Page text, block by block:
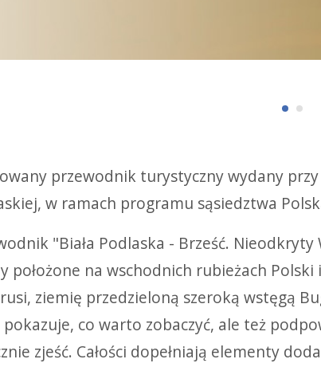
przewodnik turystyczny wydany przy
w ramach programu sąsiedztwa
"Biała Podlaska - Brześć.
położone na wschodnich rubieżach
ziemię przedzieloną szeroką wstęgą
co warto zobaczyć, ale też
zjeść. Całości dopełniają elementy